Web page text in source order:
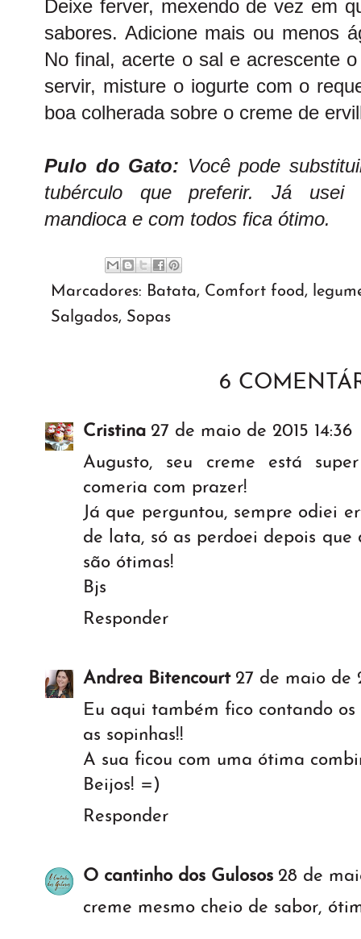
Deixe ferver, mexendo de vez em
sabores. Adicione mais ou menos
No final, acerte o sal e acrescente
servir, misture o iogurte com o
boa colherada sobre o creme de
Pulo do Gato: Você pode
tubérculo que preferir. Já usei
mandioca e com todos fica ótimo.
Marcadores: Batata, Comfort food,
Salgados, Sopas
6
Cristina 27 de maio de 2015 14:36
Augusto, seu creme está
comeria com prazer!
Já que perguntou, sempre odiei
de lata, só as perdoei depois que
são ótimas!
Bjs
Responder
Andrea Bitencourt 27 de maio de
Eu aqui também fico contando
as sopinhas!!
A sua ficou com uma ótima
Beijos! =)
Responder
O cantinho dos Gulosos 28 de
creme mesmo cheio de sabor,